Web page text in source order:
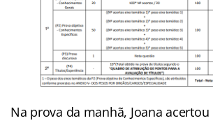
Na prova da manhã, Joana acertou